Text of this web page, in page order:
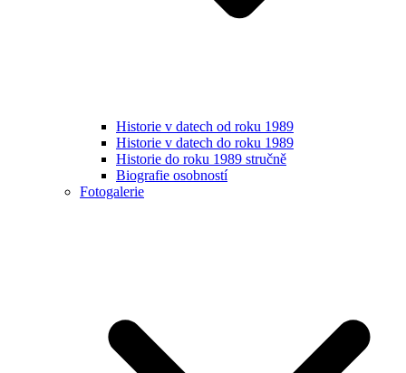
Historie v datech od roku 1989
Historie v datech do roku 1989
Historie do roku 1989 stručně
Biografie osobností
Fotogalerie